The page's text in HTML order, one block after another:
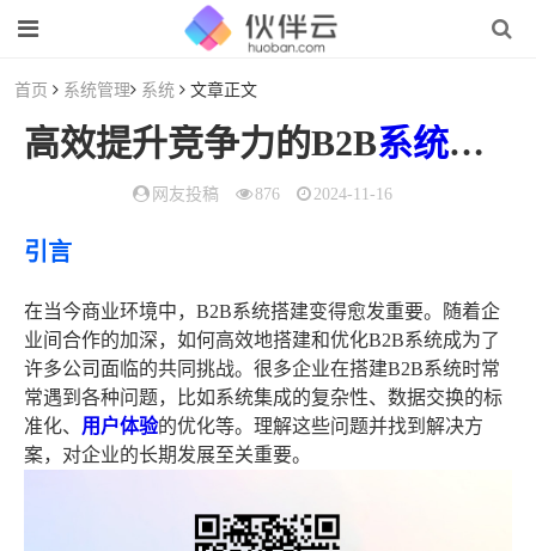
首页 系统管理 系统 文章正文
高效提升竞争力的B2B系统搭建
网友投稿 876 2024-11-16
引言
在当今商业环境中，B2B系统搭建变得愈发重要。随着企
业间合作的加深，如何高效地搭建和优化B2B系统成为了
许多公司面临的共同挑战。很多企业在搭建B2B系统时常
常遇到各种问题，比如系统集成的复杂性、数据交换的标
准化、 用户体验的优化等。理解这些问题并找到解决方
案，对企业的长期发展至关重要。